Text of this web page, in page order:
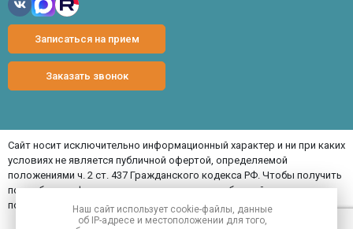
Записаться на прием
Заказать звонок
Сайт носит исключительно информационный характер и ни при каких
условиях не является публичной офертой, определяемой
положениями ч. 2 ст. 437 Гражданского кодекса РФ. Чтобы получить
подробную информации о стоимости услуг, обращайтесь,
пожалуйста, к администратору клиники.
Наш сайт использует cookie-файлы, данные
об IP-адресеи местоположении для того,